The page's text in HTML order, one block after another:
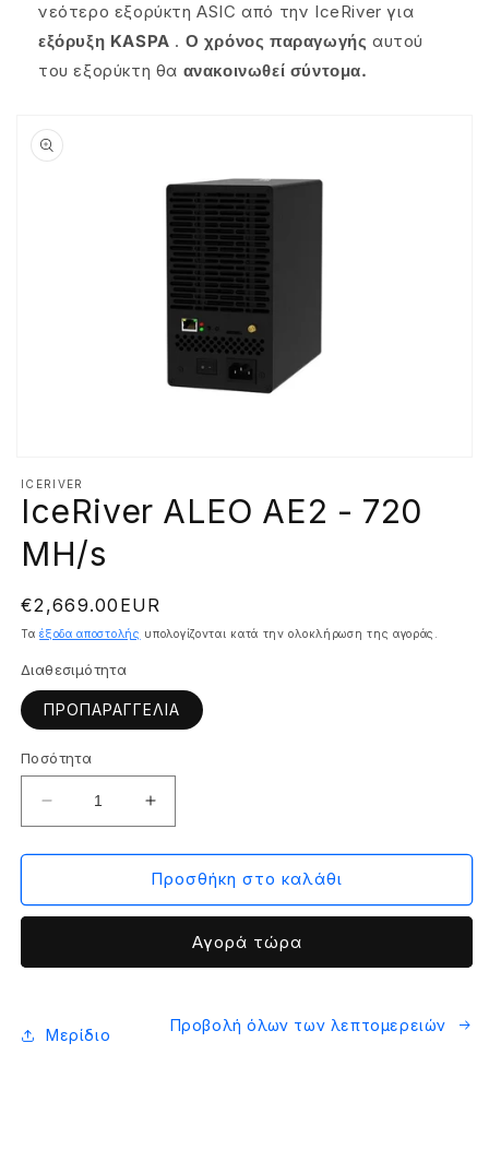
νεότερο εξορύκτη ASIC από την IceRiver για
εξόρυξη KASPA . Ο χρόνος παραγωγής αυτού
του εξορύκτη θα ανακοινωθεί σύντομα.
μέσου
στο
παράθυρο
ICERIVER
IceRiver ALEO AE2 - 720
MH/s
Κανονική
τιμή
€2,669.00EUR
Ταέξοδα αποστολής υπολογίζονται κατά την ολοκλήρωση της αγοράς.
Διαθεσιμότητα
ΠΡΟΠΑΡΑΓΓΕΛΙΑ
Ποσότητα
Μείωση
ποσότητας
για
ALEO
720
Αύξηση
ποσότητας
για
IceRiver
ALEO
720
Προσθήκη στο καλάθι
Αγορά τώρα
Μερίδιο
Προβολή όλων των λεπτομερειών